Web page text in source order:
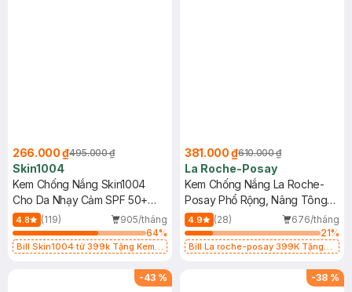
266.000 ₫495.000 ₫
Skin1004
Kem Chống Nắng Skin1004
Cho Da Nhạy Cảm SPF 50+
50ml
4.8 (119)
905/tháng
64%
Bill Skin1004 từ 399k Tặng Kem
381.000 ₫610.000 ₫
La Roche-Posay
Kem Chống Nắng La Roche-
Posay Phổ Rộng, Nâng Tông
Kiềm Dầu 50ml
4.9 (28)
676/tháng
21%
Bill La roche-posay 399K Tặng
-43 % -38 %